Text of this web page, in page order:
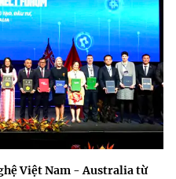
Việt Nam - Australia từ